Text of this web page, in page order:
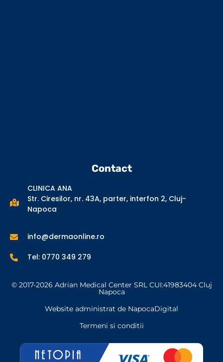
Contact
CLINICA ANA
Str. Ciresilor, nr. 43A, parter, interfon 2, Cluj-
Napoca
info@dermaonline.ro
Tel: 0770 349 279
© 2017-2026 Adrian Medical Center SRL CUI:41983404 Cluj
Napoca
Website administrat de NapocaDigital
Termeni si conditii